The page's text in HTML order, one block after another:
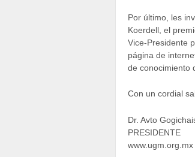
Por último, les
Koerdell, el
Vice-Presidente
página de
de conocimiento
Con un cordial
Dr. Avto
PRESIDENTE
www.ugm.org.mx